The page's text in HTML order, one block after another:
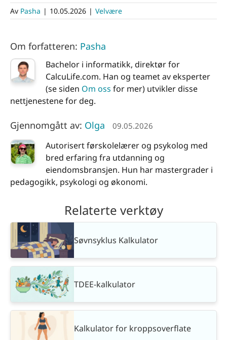
Av Pasha | 10.05.2026 | Velvære
Om forfatteren: Pasha
Bachelor i informatikk, direktør for
CalcuLife.com. Han og teamet av eksperter
(se siden Om oss for mer) utvikler disse
nettjenestene for deg.
Gjennomgått av: Olga 09.05.2026
Autorisert førskolelærer og psykolog med
bred erfaring fra utdanning og
eiendomsbransjen. Hun har mastergrader i
pedagogikk, psykologi og økonomi.
Relaterte verktøy
Søvnsyklus Kalkulator
TDEE-kalkulator
Kalkulator for kroppsoverflate